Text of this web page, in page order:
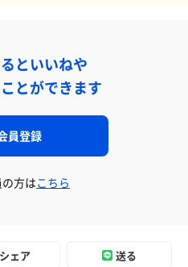
といいねや
とができます
員登録
方はこちら
シェア 送る